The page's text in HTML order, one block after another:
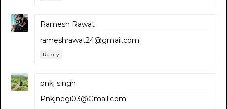
Ramesh Rawat
rameshrawat24@gmail.com
Reply
pnkj singh
Pnkjnegi03@Gmail.com